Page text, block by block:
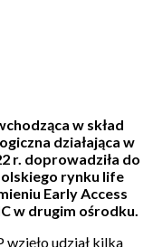
w skład
działająca w
r. doprowadziła do
rynku life
Early Access
w drugim ośrodku.
wzięło udział kilka